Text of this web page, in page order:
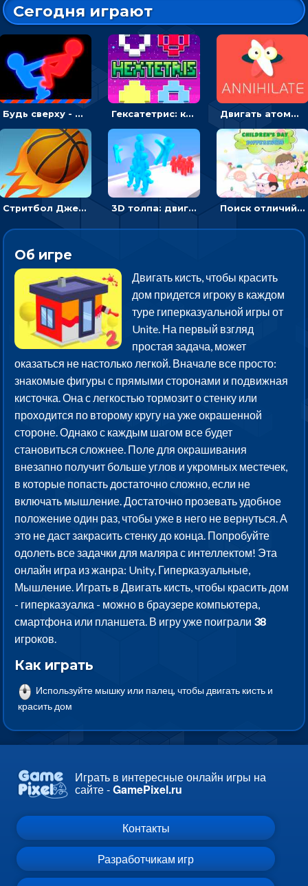
Сегодня играют
Будь сверху - борись с другом и выигрывай Гексатетрис: кидать блок, чтобы складывать три в ряд - головоломка Двигать атомы, чтобы соединить – головоломка
Стритбол Джем - спортивный бросок мяча в кольцо 3D толпа: двигаться и собирать цветных человечков Поиск отличий на картинках с детьми - головоломка
Об игре
Двигать кисть, чтобы красить
дом придется игроку в каждом
туре гиперказуальной игры от
Unite. На первый взгляд
простая задача, может
оказаться не настолько легкой. Вначале все просто:
знакомые фигуры с прямыми сторонами и подвижная
кисточка. Она с легкостью тормозит о стенку или
проходится по второму кругу на уже окрашенной
стороне. Однако с каждым шагом все будет
становиться сложнее. Поле для окрашивания
внезапно получит больше углов и укромных местечек,
в которые попасть достаточно сложно, если не
включать мышление. Достаточно прозевать удобное
положение один раз, чтобы уже в него не вернуться. А
это не даст закрасить стенку до конца. Попробуйте
одолеть все задачки для маляра с интеллектом! Эта
онлайн игра из жанра: Unity, Гиперказуальные,
Мышление. Играть в Двигать кисть, чтобы красить дом
- гиперказуалка - можно в браузере компьютера,
смартфона или планшета. В игру уже поиграли 38
игроков.
Как играть
Используйте мышку или палец, чтобы двигать кисть и
красить дом
Играть в интересные онлайн игры на
сайте -GamePixel.ru
Контакты
Разработчикам игр